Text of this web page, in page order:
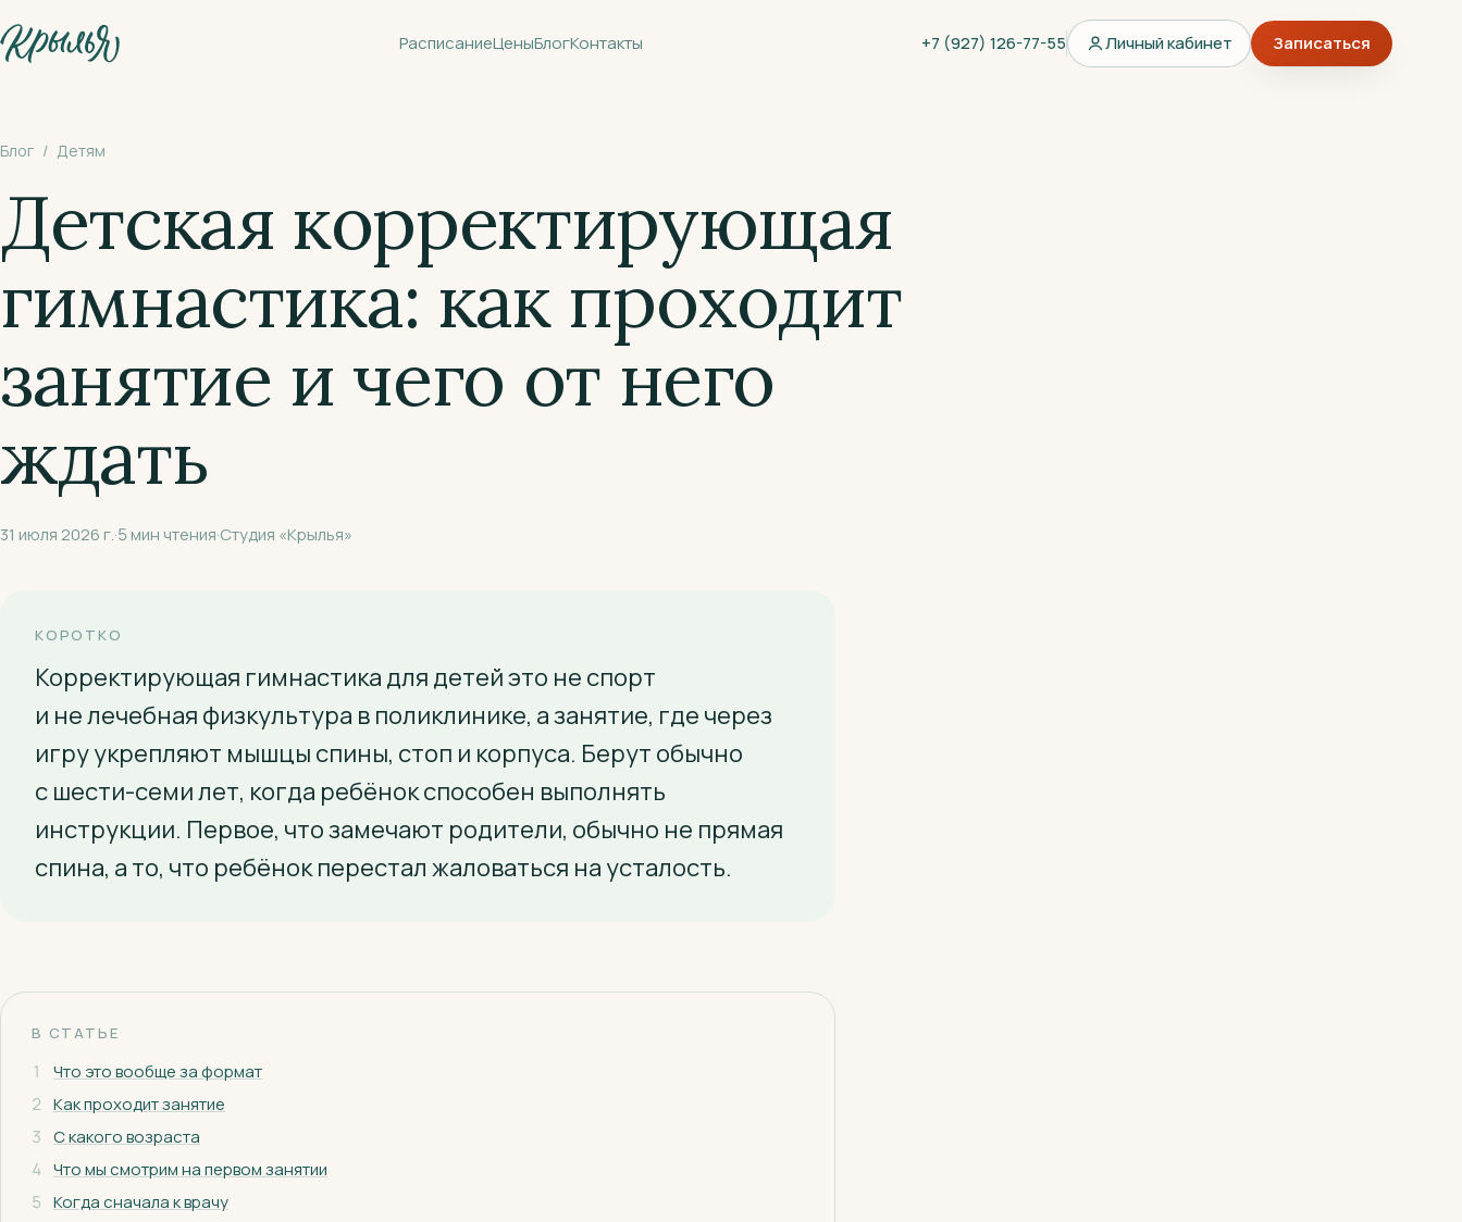
РасписаниеЦеныБлогКонтакты +7 (927) 126-77-55 Личный кабинет Записаться
Блог / Детям
Детская корректирующая
гимнастика: как проходит
занятие и чего от него
ждать
31 июля 2026 г.·5мин чтения·Студия «Крылья»
КОРОТКО
Корректирующая гимнастика для детей это не спорт
и не лечебная физкультура в поликлинике, а занятие, где через
игру укрепляют мышцы спины, стоп и корпуса. Берут обычно
с шести-семи лет, когда ребёнок способен выполнять
инструкции. Первое, что замечают родители, обычно не прямая
спина, а то, что ребёнок перестал жаловаться на усталость.
В СТАТЬЕ
1
Что это вообще за формат
2 Как проходит занятие
3 С какого возраста
4 Что мы смотрим на первом занятии
5 Когда сначала к врачу